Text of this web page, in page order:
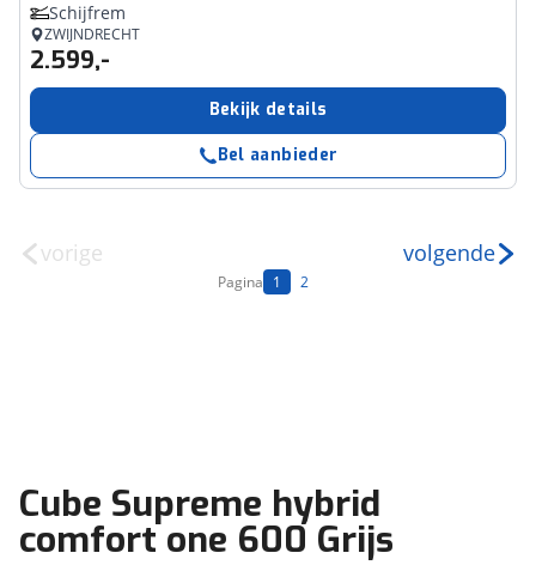
Schijfrem
ZWIJNDRECHT
2.599,-
Bekijk details
Bel aanbieder
vorige
Pagina 1 2
volgende
Cube Supreme hybrid
comfort one 600 Grijs